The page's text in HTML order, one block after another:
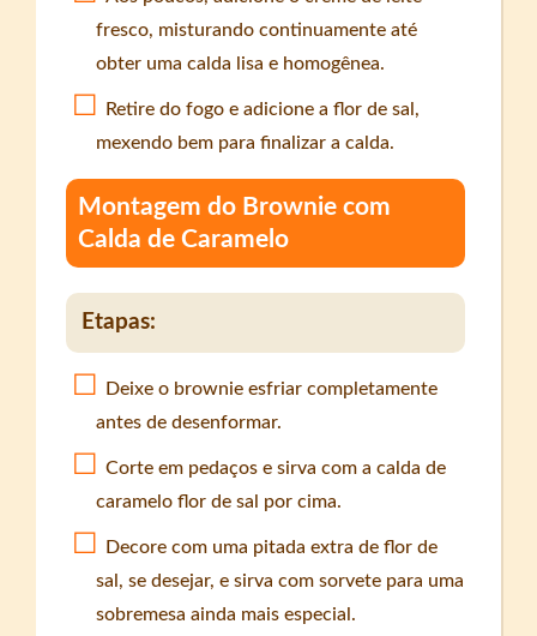
fresco, misturando continuamente até
obter uma calda lisa e homogênea.
Retire do fogo e adicione a flor de sal,
mexendo bem para finalizar a calda.
Montagem do Brownie com
Calda de Caramelo
Etapas:
Deixe o brownie esfriar completamente
antes de desenformar.
Corte em pedaços e sirva com a calda de
caramelo flor de sal por cima.
Decore com uma pitada extra de flor de
sal, se desejar, e sirva com sorvete para uma
sobremesa ainda mais especial.